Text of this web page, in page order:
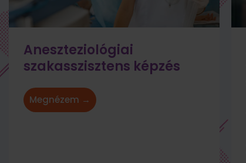
Aneszteziológiai
szakasszisztens képzés
Megnézem →